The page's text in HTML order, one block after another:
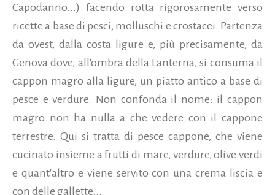
Capodanno...) facendo rotta rigorosamente verso
ricette a base di pesci, molluschi e crostacei. Partenza
da ovest, dalla costa ligure e, più precisamente, da
Genova dove, all'ombra della Lanterna, si consuma il
cappon magro alla ligure, un piatto antico a base di
pesce e verdure. Non confonda il nome: il cappon
magro non ha nulla a che vedere con il cappone
terrestre. Qui si tratta di pesce cappone, che viene
cucinato insieme a frutti di mare, verdure, olive verdi
e quant'altro e viene servito con una crema liscia e
con delle gallette...